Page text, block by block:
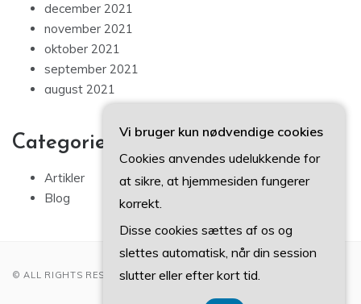
december 2021
november 2021
oktober 2021
september 2021
august 2021
Categories
Artikler
Blog
© ALL RIGHTS RESERVED 2022
Vi bruger kun nødvendige cookies
Cookies anvendes udelukkende for
at sikre, at hjemmesiden fungerer
korrekt.
Disse cookies sættes af os og
slettes automatisk, når din session
slutter eller efter kort tid.